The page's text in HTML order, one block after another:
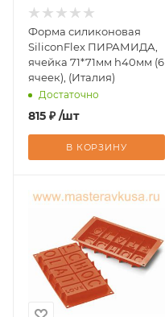
Форма силиконовая
SiliconFlex ПИРАМИДА,
ячейка 71*71мм h40мм (6
ячеек), (Италия)
Достаточно
815 ₽ /шт
В КОРЗИНУ